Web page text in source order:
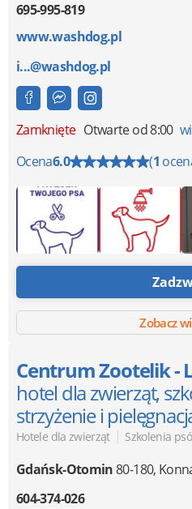
695-995-819
www.washdog.pl
i...@washdog.pl
Zamknięte Otwarte od 8:00
Ocena6.0 (1
Zobacz
Centrum Zootelik -
hotel dla zwierząt,
strzyżenie i
Hotele dla zwierząt | Szkolenia
Gdańsk-Otomin80-180,
604-374-026